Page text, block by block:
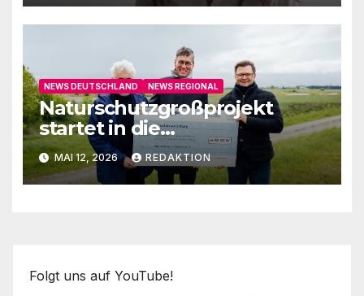
NEWS DEUTSCHLAND NEWS REGIONAL
Naturschutzgroßprojekt
startet in die
Umsetzungsphase
MAI 12, 2026 REDAKTION
Folgt uns auf YouTube!